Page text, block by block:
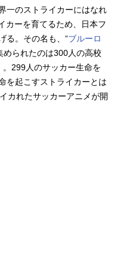
一のストライカーにはなれ
カーを育てるため、日本フ
る。その名も、“ブルーロ
められたのは300人の高校
299人のサッカー生命を
を起こすストライカーとは
カれたサッカーアニメが開